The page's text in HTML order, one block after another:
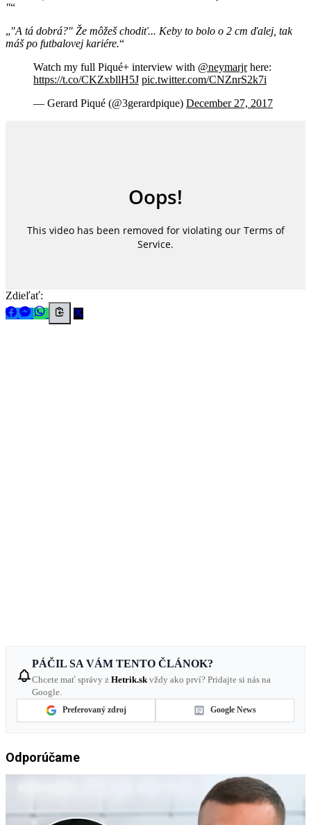
"
"A tá dobrá?" Že môžeš chodiť... Keby to bolo o 2 cm ďalej, tak
máš po futbalovej kariére.
Watch my full Piqué+ interview with @neymarjrhere:
https://t.co/CKZxbllH5J pic.twitter.com/CNZnrS2k7i
— Gerard Piqué (@3gerardpique) December 27, 2017
Zdieľať:
PÁČIL SA VÁM TENTO ČLÁNOK?
Chcete mať správy z Hetrik.sk vždy ako prví? Pridajte si nás na
Google.
Preferovaný zdroj Google News
Odporúčame